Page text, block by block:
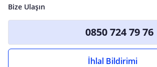
Bize Ulaşın
0850 724 79 76
İhlal Bildirimi